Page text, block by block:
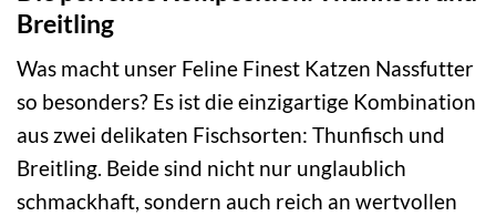
Breitling
Was macht unser Feline Finest Katzen Nassfutter
so besonders? Es ist die einzigartige Kombination
aus zwei delikaten Fischsorten: Thunfisch und
Breitling. Beide sind nicht nur unglaublich
schmackhaft, sondern auch reich an wertvollen